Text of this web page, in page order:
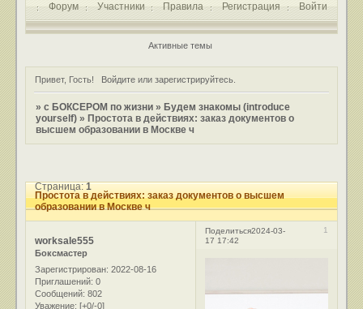
Форум Участники Правила Регистрация Войти
Активные темы
Привет, Гость! Войдитеили зарегистрируйтесь.
»с БОКСЕРОМ по жизни » Будем знакомы (introduce
yourself) » Простота в действиях: заказ документов о
высшем образовании в Москве ч
Простота в действиях: заказ документов о высшем
образовании в Москве ч
Страница:1
Поделиться 1
2024-03-
17 17:42
worksale555
Боксмастер
Зарегистрирован: 2022-08-16
Приглашений: 0
Сообщений: 802
Уважение: [+0/-0]